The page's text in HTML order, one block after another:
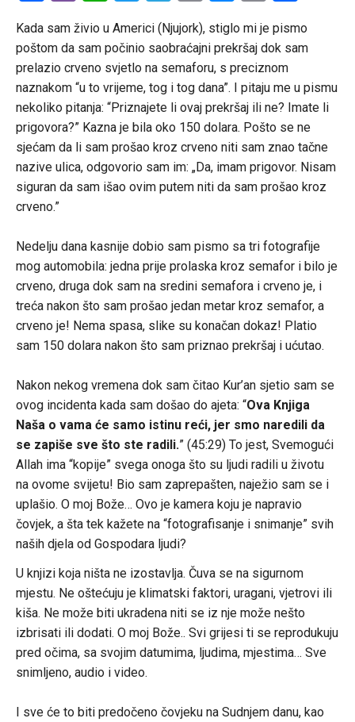
Kada sam živio u Americi (Njujork), stiglo mi je pismo
poštom da sam počinio saobraćajni prekršaj dok sam
prelazio crveno svjetlo na semaforu, s preciznom
naznakom “u to vrijeme, tog i tog dana”. I pitaju me u pismu
nekoliko pitanja: “Priznajete li ovaj prekršaj ili ne? Imate li
prigovora?” Kazna je bila oko 150 dolara. Pošto se ne
sjećam da li sam prošao kroz crveno niti sam znao tačne
nazive ulica, odgovorio sam im: „Da, imam prigovor. Nisam
siguran da sam išao ovim putem niti da sam prošao kroz
crveno.”
Nedelju dana kasnije dobio sam pismo sa tri fotografije
mog automobila: jedna prije prolaska kroz semafor i bilo je
crveno, druga dok sam na sredini semafora i crveno je, i
treća nakon što sam prošao jedan metar kroz semafor, a
crveno je! Nema spasa, slike su konačan dokaz! Platio
sam 150 dolara nakon što sam priznao prekršaj i ućutao.
Nakon nekog vremena dok sam čitao Kur’an sjetio sam se
ovog incidenta kada sam došao do ajeta: “Ova Knjiga
Naša o vama će samo istinu reći, jer smo naredili da
se zapiše sve što ste radili.” (45:29) To jest, Svemogući
Allah ima “kopije” svega onoga što su ljudi radili u životu
na ovome svijetu! Bio sam zaprepašten, naježio sam se i
uplašio. O moj Bože… Ovo je kamera koju je napravio
čovjek, a šta tek kažete na “fotografisanje i snimanje” svih
naših djela od Gospodara ljudi?
U knjizi koja ništa ne izostavlja. Čuva se na sigurnom
mjestu. Ne oštećuju je klimatski faktori, uragani, vjetrovi ili
kiša. Ne može biti ukradena niti se iz nje može nešto
izbrisati ili dodati. O moj Bože.. Svi grijesi ti se reprodukuju
pred očima, sa svojim datumima, ljudima, mjestima… Sve
snimljeno, audio i video.
I sve će to biti predočeno čovjeku na Sudnjem danu, kao